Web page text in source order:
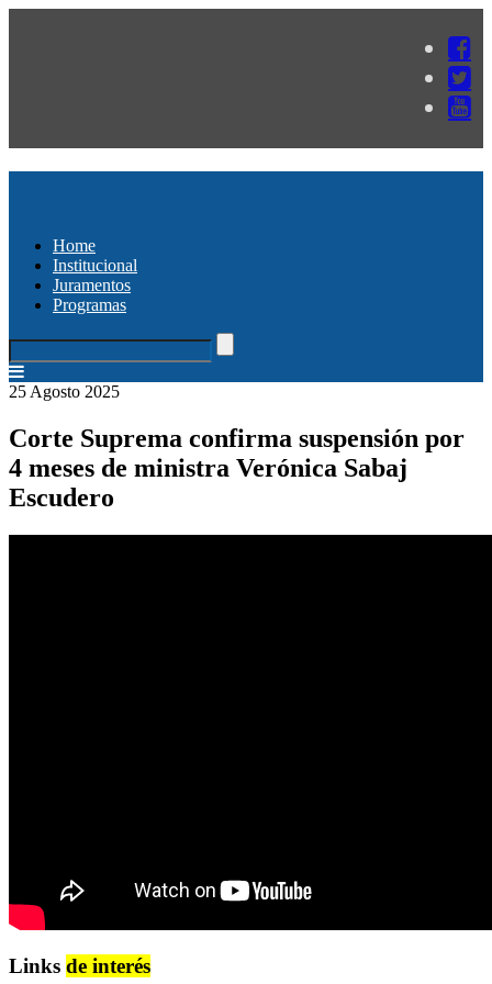
Home
Institucional
Juramentos
Programas
25 Agosto 2025
Corte Suprema confirma suspensión por
4 meses de ministra Verónica Sabaj
Escudero
Links de interés